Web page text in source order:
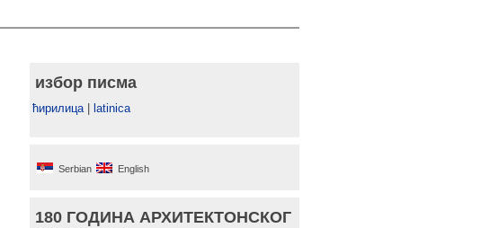
избор писма
ћирилица| latinica
Serbian English
180 ГОДИНА АРХИТЕКТОНСКОГ